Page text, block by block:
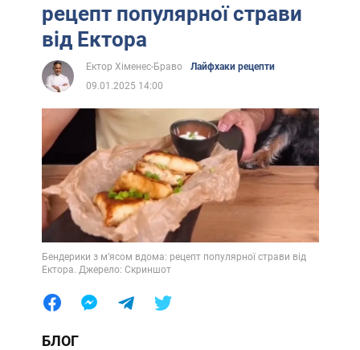
рецепт популярної страви
від Ектора
Ектор Хіменес-Браво
Лайфхаки рецепти
09.01.2025 14:00
Бендерики з м’ясом вдома: рецепт популярної страви від
Ектора. Джерело: Скриншот
БЛОГ